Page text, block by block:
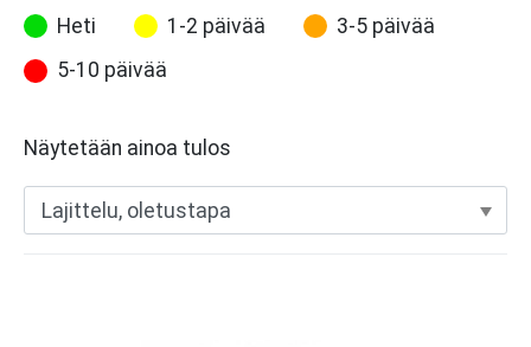
Heti 1-2 päivää
3-5 päivää
5-10 päivää
Näytetään ainoa tulos